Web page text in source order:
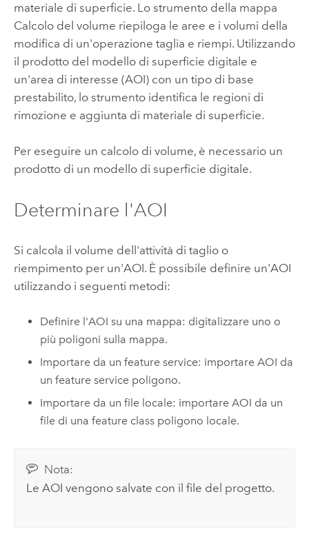
materiale di superficie. Lo strumento della mappa
Calcolo del volume riepiloga le aree e i volumi della
modifica di un'operazione taglia e riempi. Utilizzando
il prodotto del modello di superficie digitale e
un'area di interesse (AOI) con un tipo di base
prestabilito, lo strumento identifica le regioni di
rimozione e aggiunta di materiale di superficie.
Per eseguire un calcolo di volume, è necessario un
prodotto di un modello di superficie digitale.
Determinare l'AOI
Si calcola il volume dell'attività di taglio o
riempimento per un'AOI. È possibile definire un'AOI
utilizzando i seguenti metodi:
Definire l'AOI su una mappa: digitalizzare uno o
più poligoni sulla mappa.
Importare da un feature service: importare AOI da
un feature service poligono.
Importare da un file locale: importare AOI da un
file di una feature class poligono locale.
Nota:
Le AOI vengono salvate con il file del progetto.